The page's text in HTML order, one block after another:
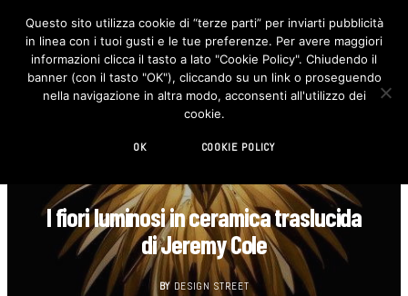
F
c
e
b
o
I
n
s
t
I fiori luminosi in ceramica traslucida
di Jeremy Cole
BY DESIGN STREET
Questo sito utilizza cookie di “terze parti” per inviarti pubblicità
in linea con i tuoi gusti e le tue preferenze. Per avere maggiori
informazioni clicca il tasto a lato "Cookie Policy". Chiudendo il
banner (con il tasto "OK"), cliccando su un link o proseguendo
nella navigazione in altra modo, acconsenti all'utilizzo dei
cookie.
OK COOKIE POLICY